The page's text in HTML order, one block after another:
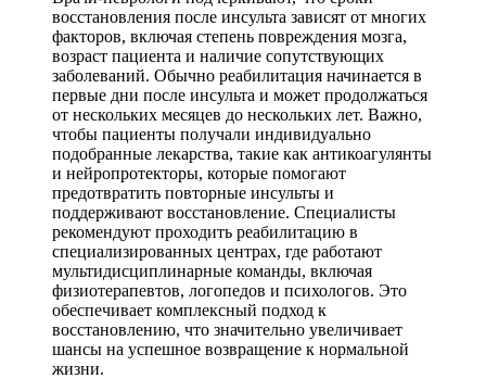
восстановления после инсульта зависят от многих
факторов, включая степень повреждения мозга,
возраст пациента и наличие сопутствующих
заболеваний. Обычно реабилитация начинается в
первые дни после инсульта и может продолжаться
от нескольких месяцев до нескольких лет. Важно,
чтобы пациенты получали индивидуально
подобранные лекарства, такие как антикоагулянты
и нейропротекторы, которые помогают
предотвратить повторные инсульты и
поддерживают восстановление. Специалисты
рекомендуют проходить реабилитацию в
специализированных центрах, где работают
мультидисциплинарные команды, включая
физиотерапевтов, логопедов и психологов. Это
обеспечивает комплексный подход к
восстановлению, что значительно увеличивает
шансы на успешное возвращение к нормальной
жизни.